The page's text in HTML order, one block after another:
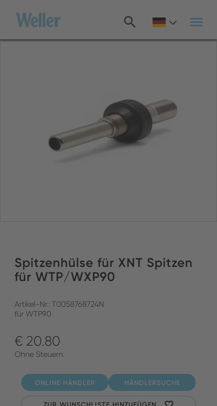
Hauptinhalt
Spitzenhülse für XNT Spitzen
für WTP/WXP90
Artikel-Nr.: T0058768724N
für WTP90
€ 20.80
Ohne Steuern.
ONLINE HÄNDLER HÄNDLERSUCHE